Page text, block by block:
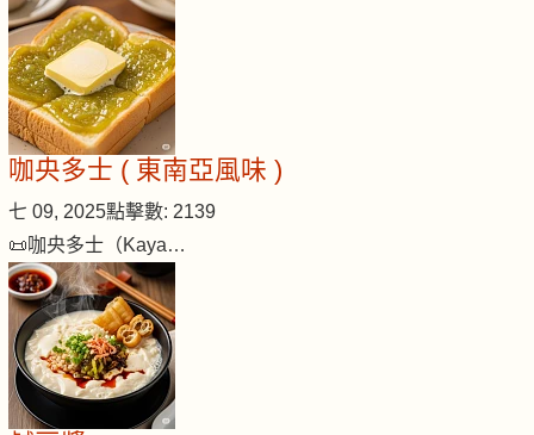
咖央多士 ( 東南亞風味 )
七 09, 2025點擊數: 2139
📜咖央多士（Kaya…